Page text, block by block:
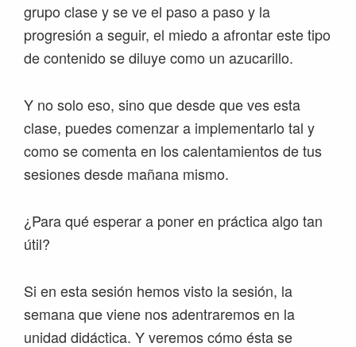
grupo clase y se ve el paso a paso y la
progresión a seguir, el miedo a afrontar este tipo
de contenido se diluye como un azucarillo.
Y no solo eso, sino que desde que ves esta
clase, puedes comenzar a implementarlo tal y
como se comenta en los calentamientos de tus
sesiones desde mañana mismo.
¿Para qué esperar a poner en práctica algo tan
útil?
Si en esta sesión hemos visto la sesión, la
semana que viene nos adentraremos en la
unidad didáctica. Y veremos cómo ésta se